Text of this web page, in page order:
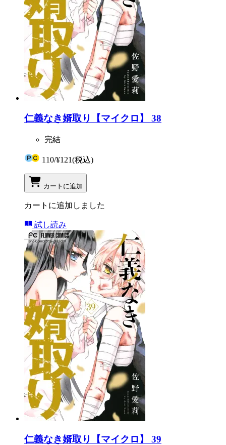
仁義なき婿取り【マイクロ】 38
完結
110/¥121(税込)
カートに追加
カートに追加しました
試し読み
仁義なき婿取り【マイクロ】 39